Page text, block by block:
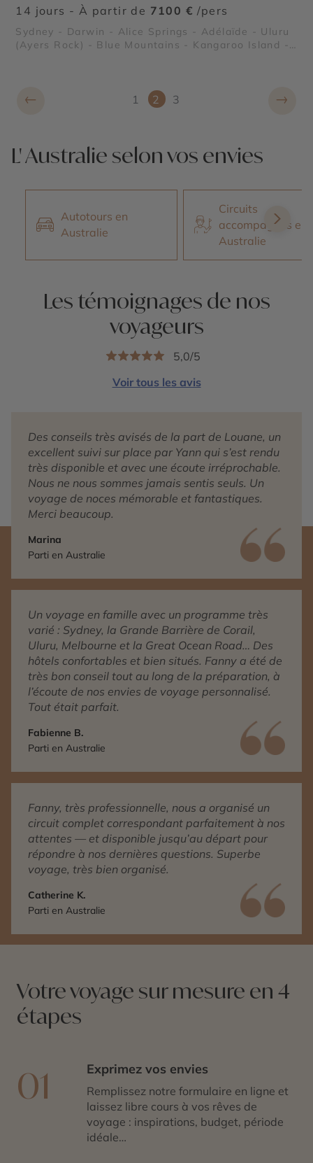
14 jours - À partir de 7100 € /pers
Sydney - Darwin - Alice Springs - Adélaïde - Uluru
(Ayers Rock) - Blue Mountains - Kangaroo Island -
← 1 2 3 →
L' Australie selon vos envies
Autotours en
Australie
Circuits
accompagnés en
Australie
Les témoignages de nos
voyageurs
5,0/5
Voir tous les avis
Des conseils très avisés de la part de Louane, un
excellent suivi sur place par Yann qui s’est rendu
très disponible et avec une écoute irréprochable.
Nous ne nous sommes jamais sentis seuls. Un
voyage de noces mémorable et fantastiques.
Merci beaucoup.
Marina
Parti en Australie
Un voyage en famille avec un programme très
varié : Sydney, la Grande Barrière de Corail,
Uluru, Melbourne et la Great Ocean Road… Des
hôtels confortables et bien situés. Fanny a été de
très bon conseil tout au long de la préparation, à
l’écoute de nos envies de voyage personnalisé.
Tout était parfait.
Fabienne B.
Parti en Australie
Fanny, très professionnelle, nous a organisé un
circuit complet correspondant parfaitement à nos
attentes — et disponible jusqu’au départ pour
répondre à nos dernières questions. Superbe
voyage, très bien organisé.
Catherine K.
Parti en Australie
Votre voyage sur mesure en 4
étapes
01 Exprimez vos envies
Remplissez notre formulaire en ligne et
laissez libre cours à vos rêves de
voyage : inspirations, budget, période
idéale…